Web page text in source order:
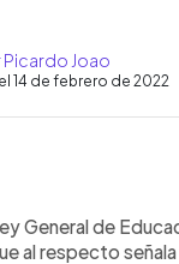
Picardo Joao
14 de febrero de 2022
artículo
General de
al respecto